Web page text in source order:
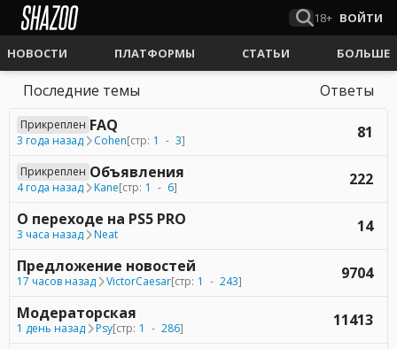
18+ ВОЙТИ
НОВОСТИ ПЛАТФОРМЫ СТАТЬИ БОЛЬШЕ
Последние темы Ответы
Прикреплен FAQ
3 года назад Cohen[стр: 1 - 3] 81
Прикреплен Объявления
4 года назад Kane[стр: 1 - 6] 222
О переходе на PS5 PRO
3 часа назад Neat 14
Предложение новостей
17 часов назад VictorCaesar[стр: 1 - 243] 9704
Модераторская
1 день назад Psy[стр: 1 - 286] 11413